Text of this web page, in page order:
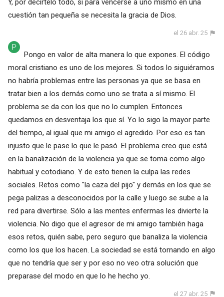
Y, por decírtelo todo, sí para vencerse a uno mismo en una
cuestión tan pequeña se necesita la gracia de Dios.
el 26 abr. 25
Pongo en valor de alta manera lo que expones. El código
moral cristiano es uno de los mejores. Si todos lo siguiéramos
no habría problemas entre las personas ya que se basa en
tratar bien a los demás como uno se trata a sí mismo. El
problema se da con los que no lo cumplen. Entonces
quedamos en desventaja los que sí. Yo lo sigo la mayor parte
del tiempo, al igual que mi amigo el agredido. Por eso es tan
injusto que le pase lo que le pasó. El problema creo que está
en la banalización de la violencia ya que se toma como algo
habitual y cotodiano. Y de esto tienen la culpa las redes
sociales. Retos como "la caza del pijo" y demás en los que se
pega palizas a desconocidos por la calle y luego se sube a la
red para divertirse. Sólo a las mentes enfermas les divierte la
violencia. No digo que el agresor de mi amigo también haga
esos retos, quién sabe, pero seguro que banaliza la violencia
como los que los hacen. La sociedad se está tornando en algo
que no tendría que ser y por eso no veo otra solución que
preparase del modo en que lo he hecho yo.
el 27 abr. 25